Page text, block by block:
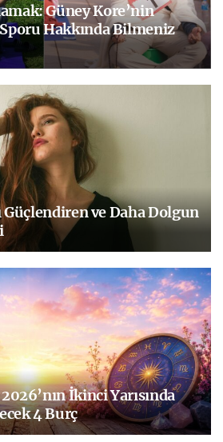
Güney Kore’nin
Hakkında Bilmeniz
Güçlendiren ve Daha Dolgun
İkinci Yarısında
4 Burç